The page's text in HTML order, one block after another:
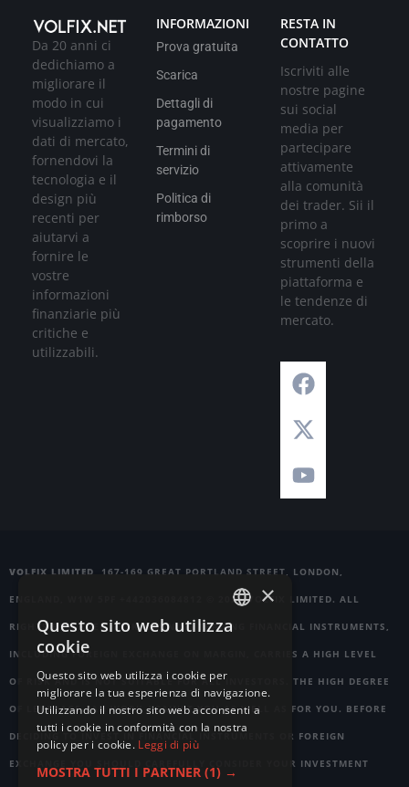
Da 20 anni ci
dedichiamo a
migliorare il
modo in cui
visualizziamo i
dati di mercato,
fornendovi la
tecnologia e il
design più
recenti per
aiutarvi a
fornire le
vostre
informazioni
finanziarie più
critiche e
utilizzabili.
INFORMAZIONI
Prova gratuita
Scarica
Dettagli di
pagamento
Termini di
servizio
Politica di
rimborso
RESTA IN
CONTATTO
Iscriviti alle
nostre pagine
sui social
media per
partecipare
attivamente
alla comunità
dei trader. Sii il
primo a
scoprire i nuovi
strumenti della
piattaforma e
le tendenze di
mercato.
VOLFIX LIMITED 167-169 GREAT PORTLAND STREET, LONDON,
ENGLAND, W1W 5PF +442036084812 © 2026 VOLFIX LIMITED. ALL
RIGHTS RESERVED.RISK WARNINGTRADING FINANCIAL INSTRUMENTS,
INCLUDING FOREIGN EXCHANGE ON MARGIN, CARRIES A HIGH LEVEL
OF RISK AND IS NOT SUITABLE FOR ALL INVESTORS. THE HIGH DEGREE
OF LEVERAGE CAN WORK AGAINST YOU AS WELL AS FOR YOU. BEFORE
DECIDING TO INVEST IN FINANCIAL INSTRUMENTS OR FOREIGN
EXCHANGE YOU SHOULD CAREFULLY CONSIDER YOUR INVESTMENT
RUSSIAN
FRENCH
×
Questo sito web utilizza
cookie
Questo sito web utilizza i cookie per
migliorare la tua esperienza di navigazione.
Utilizzando il nostro sito web acconsenti a
tutti i cookie in conformità con la nostra
policy per i cookie. Leggi di più
MOSTRA TUTTI I PARTNER (1) →